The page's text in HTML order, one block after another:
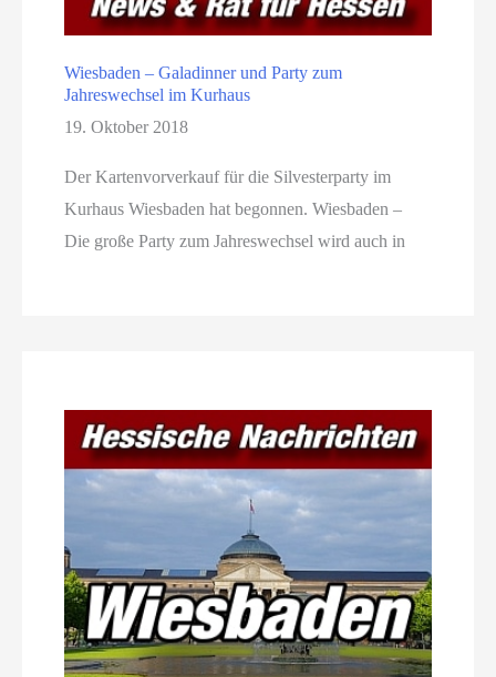
Wiesbaden – Galadinner und Party zum
Jahreswechsel im Kurhaus
19. Oktober 2018
Der Kartenvorverkauf für die Silvesterparty im
Kurhaus Wiesbaden hat begonnen. Wiesbaden –
Die große Party zum Jahreswechsel wird auch in